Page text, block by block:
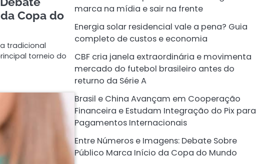
Copa do
tradicional
torneio do
marca na mídia e sair na frente
Energia solar residencial vale a pena? Guia
completo de custos e economia
CBF cria janela extraordinária e movimenta
mercado do futebol brasileiro antes do
returno da Série A
Brasil e China Avançam em Cooperação
Financeira e Estudam Integração do Pix para
Pagamentos Internacionais
Entre Números e Imagens: Debate Sobre
Público Marca Início da Copa do Mundo